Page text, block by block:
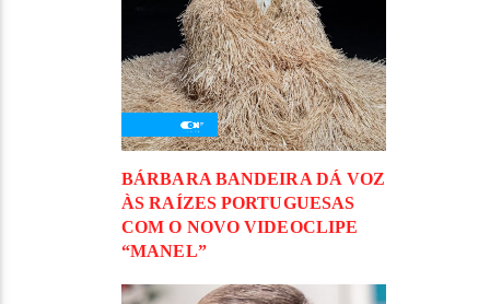
BÁRBARA BANDEIRA DÁ VOZ
ÀS RAÍZES PORTUGUESAS
COM O NOVO VIDEOCLIPE
“MANEL”